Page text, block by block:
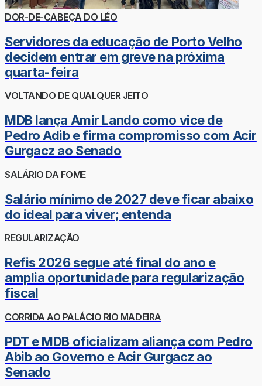
DOR-DE-CABEÇA DO LÉO
Servidores da educação de Porto Velho
decidem entrar em greve na próxima
quarta-feira
VOLTANDO DE QUALQUER JEITO
MDB lança Amir Lando como vice de
Pedro Adib e firma compromisso com Acir
Gurgacz ao Senado
SALÁRIO DA FOME
Salário mínimo de 2027 deve ficar abaixo
do ideal para viver; entenda
REGULARIZAÇÃO
Refis 2026 segue até final do ano e
amplia oportunidade para regularização
fiscal
CORRIDA AO PALÁCIO RIO MADEIRA
PDT e MDB oficializam aliança com Pedro
Abib ao Governo e Acir Gurgacz ao
Senado